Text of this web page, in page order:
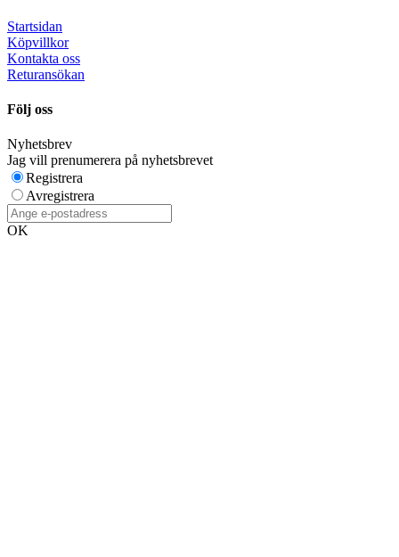
Startsidan
Köpvillkor
Kontakta oss
Returansökan
Följ oss
Nyhetsbrev
Jag vill prenumerera på nyhetsbrevet
Registrera
Avregistrera
OK